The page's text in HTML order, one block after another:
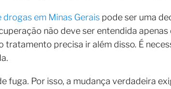
drogas em Minas Gerais pode ser uma
não deve ser entendida
precisa ir além disso. É
fuga. Por isso, a mudança verdadeira